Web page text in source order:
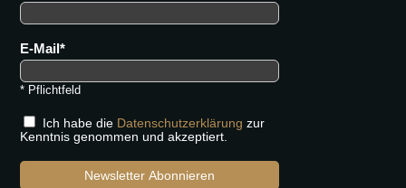
E-Mail
* Pflichtfeld
Ich habe die Datenschutzerklärung zur
Kenntnis genommen und akzeptiert.
Newsletter Abonnieren